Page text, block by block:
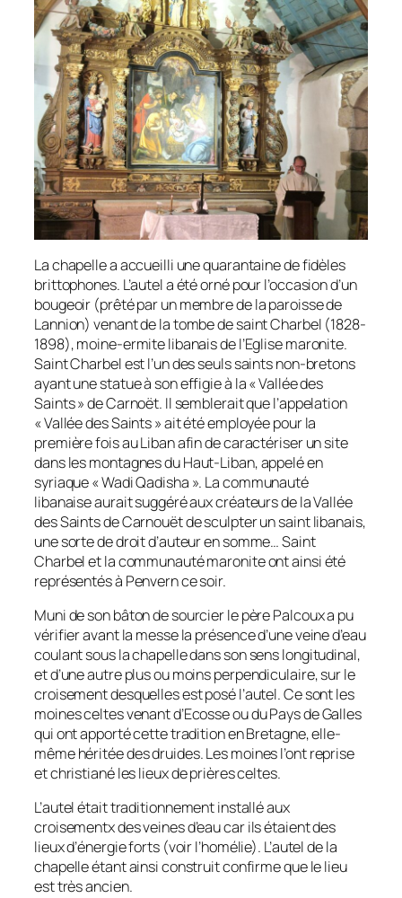
La chapelle a accueilli une quarantaine de fidèles
brittophones. L’autel a été orné pour l’occasion d’un
bougeoir (prêté par un membre de la paroisse de
Lannion) venant de la tombe de saint Charbel (1828-
1898), moine-ermite libanais de l’Eglise maronite.
Saint Charbel est l’un des seuls saints non-bretons
ayant une statue à son effigie à la « Vallée des
Saints » de Carnoët. Il semblerait que l’appelation
« Vallée des Saints » ait été employée pour la
première fois au Liban afin de caractériser un site
dans les montagnes du Haut-Liban, appelé en
syriaque « Wadi Qadisha ». La communauté
libanaise aurait suggéré aux créateurs de la Vallée
des Saints de Carnouët de sculpter un saint libanais,
une sorte de droit d’auteur en somme… Saint
Charbel et la communauté maronite ont ainsi été
représentés à Penvern ce soir.
Muni de son bâton de sourcier le père Palcoux a pu
vérifier avant la messe la présence d’une veine d’eau
coulant sous la chapelle dans son sens longitudinal,
et d’une autre plus ou moins perpendiculaire, sur le
croisement desquelles est posé l’autel. Ce sont les
moines celtes venant d’Ecosse ou du Pays de Galles
qui ont apporté cette tradition en Bretagne, elle-
même héritée des druides. Les moines l’ont reprise
et christiané les lieux de prières celtes.
L’autel était traditionnement installé aux
croisementx des veines d’eau car ils étaient des
lieux d’énergie forts (voir l’homélie). L’autel de la
chapelle étant ainsi construit confirme que le lieu
est très ancien.